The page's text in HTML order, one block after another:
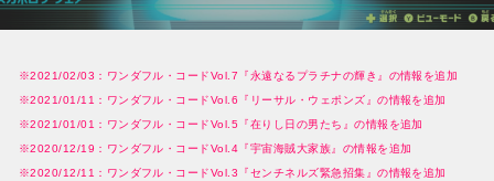
パーパス ＆ バリュー
アクセス
ベヨネッタ オリジンズ:
BAYONETTA 3
ベヨネッタ3
BAYONETTA 2
ベヨネッタ2
WORK ENVIRONMENT
CONTACT
※2021/02/03：ワンダフル・コードVol.7『永遠なるプラチナの輝き』の情報を追加
※2021/01/11：ワンダフル・コードVol.6『リーサル・ウェポンズ』の情報を追加
※2021/01/01：ワンダフル・コードVol.5『在りし日の男たち』の情報を追加
※2020/12/19：ワンダフル・コードVol.4『宇宙海賊大家族』の情報を追加
※2020/12/11：ワンダフル・コードVol.3『センチネルズ緊急招集』の情報を追加